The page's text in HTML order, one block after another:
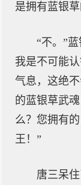
是拥有蓝银
“不。”
我是不可能
气息，这绝
的蓝银草武
么？您拥有
王！”
唐三呆